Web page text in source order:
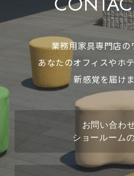
業務用家具専門店の
あなたのオフィスやホ
新感覚を届けま
お問い合わ
ショールーム